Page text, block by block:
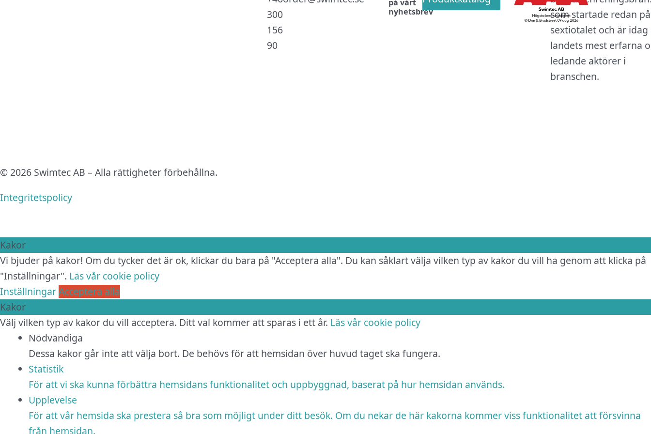
som startade redan på
sextiotalet och är idag
landets mest erfarna
ledande aktörer i
branschen.
300
156
90
på vårt
nyhetsbrev
© 2026 Swimtec AB – Alla rättigheter förbehållna.
Integritetspolicy
Kakor
Vi bjuder på kakor! Om du tycker det är ok, klickar du bara på "Acceptera alla". Du kan såklart välja vilken typ av kakor du vill ha genom att klicka på
"Inställningar". Läs vår cookie policy
InställningarAcceptera alla
Kakor
Välj vilken typ av kakor du vill acceptera. Ditt val kommer att sparas i ett år. Läs vår cookie policy
Nödvändiga
Dessa kakor går inte att välja bort. De behövs för att hemsidan över huvud taget ska fungera.
Statistik
För att vi ska kunna förbättra hemsidans funktionalitet och uppbyggnad, baserat på hur hemsidan används.
Upplevelse
För att vår hemsida ska prestera så bra som möjligt under ditt besök. Om du nekar de här kakorna kommer viss funktionalitet att försvinna
från hemsidan.